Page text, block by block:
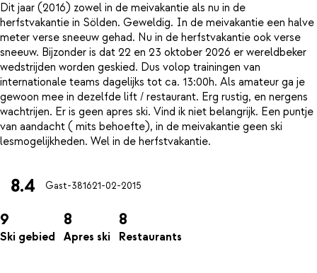
Dit jaar (2016) zowel in de meivakantie als nu in de
herfstvakantie in Sölden. Geweldig. In de meivakantie een halve
meter verse sneeuw gehad. Nu in de herfstvakantie ook verse
sneeuw. Bijzonder is dat 22 en 23 oktober 2026 er wereldbeker
wedstrijden worden geskied. Dus volop trainingen van
internationale teams dagelijks tot ca. 13:00h. Als amateur ga je
gewoon mee in dezelfde lift / restaurant. Erg rustig, en nergens
wachtrijen. Er is geen apres ski. Vind ik niet belangrijk. Een puntje
van aandacht ( mits behoefte), in de meivakantie geen ski
8.4 Gast-381621-02-2015
9
Ski gebied
8
Apres ski
8
Restaurants